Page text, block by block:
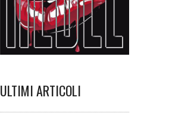
ULTIMI ARTICOLI